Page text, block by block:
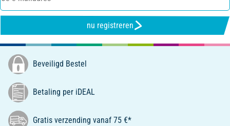
nu registreren
Beveiligd Bestel
Betaling per iDEAL
Gratis verzending vanaf 75 €*